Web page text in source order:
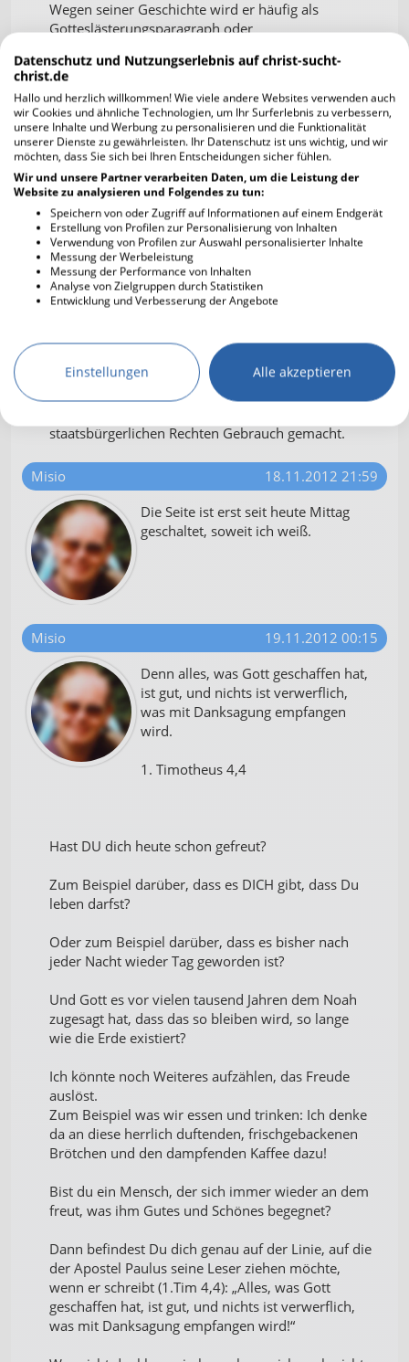
Wegen seiner Geschichte wird er häufig als
Gotteslästerungsparagraph oder
§161 bedroht denjenigen mit Strafe, der unter
anderem in öffentlichen Äußerungen „Gott lästert“
und dadurch ein Ärgernis gibt.
Misio
400 Leute haben allein auf der Seite
vom Kai
schon unterschrieben . . .
wie viele insgesamt etwas
NACHFOLGER JESU waren schon immer eine
Minderheit . . .
staatsbürgerlichen Rechten Gebrauch gemacht.
Misio
18.11.2012 21:59
Die Seite ist erst seit heute Mittag
geschaltet, soweit ich weiß.
Misio
19.11.2012 00:15
Denn alles, was Gott geschaffen hat,
ist gut, und nichts ist verwerflich,
was mit Danksagung empfangen
wird.
1. Timotheus 4,4
Hast DU dich heute schon gefreut?
Zum Beispiel darüber, dass es DICH gibt, dass Du
leben darfst?
Oder zum Beispiel darüber, dass es bisher nach
jeder Nacht wieder Tag geworden ist?
Und Gott es vor vielen tausend Jahren dem Noah
zugesagt hat, dass das so bleiben wird, so lange
wie die Erde existiert?
Ich könnte noch Weiteres aufzählen, das Freude
auslöst.
Zum Beispiel was wir essen und trinken: Ich denke
da an diese herrlich duftenden, frischgebackenen
Brötchen und den dampfenden Kaffee dazu!
Bist du ein Mensch, der sich immer wieder an dem
freut, was ihm Gutes und Schönes begegnet?
Dann befindest Du dich genau auf der Linie, auf die
der Apostel Paulus seine Leser ziehen möchte,
wenn er schreibt (1.Tim 4,4): „Alles, was Gott
geschaffen hat, ist gut, und nichts ist verwerflich,
was mit Danksagung empfangen wird!“
Datenschutz und Nutzungserlebnis auf christ-sucht-
christ.de
Hallo und herzlich willkommen! Wie viele andere Websites verwenden auch
wir Cookies und ähnliche Technologien, um Ihr Surferlebnis zu verbessern,
unsere Inhalte und Werbung zu personalisieren und die Funktionalität
unserer Dienste zu gewährleisten. Ihr Datenschutz ist uns wichtig, und wir
möchten, dass Sie sich bei Ihren Entscheidungen sicher fühlen.
Wir und unsere Partner verarbeiten Daten, um die Leistung der
Website zu analysieren und Folgendes zu tun:
Speichern von oder Zugriff auf Informationen auf einem Endgerät
Erstellung von Profilen zur Personalisierung von Inhalten
Verwendung von Profilen zur Auswahl personalisierter Inhalte
Messung der Werbeleistung
Messung der Performance von Inhalten
Analyse von Zielgruppen durch Statistiken
Entwicklung und Verbesserung der Angebote
Einstellungen Alle akzeptieren